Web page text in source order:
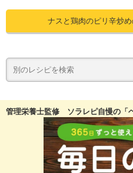
ナスと鶏肉のピリ辛炒
管理栄養士監修 ソラレピ自慢の「